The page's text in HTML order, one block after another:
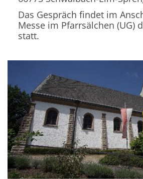
Das Gespräch findet im
Messe im Pfarrsälchen (UG)
statt.